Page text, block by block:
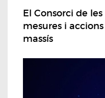
El Consorci de
mesures i
massís